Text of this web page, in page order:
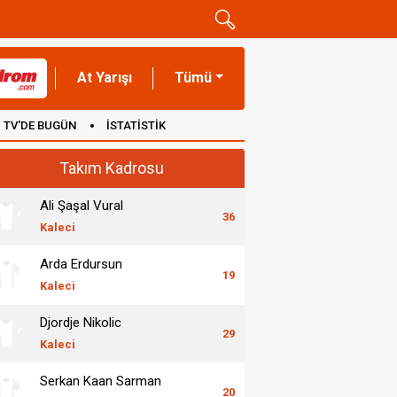
At Yarışı Tümü
TV'DE BUGÜN İSTATİSTİK
Takım Kadrosu
Ali Şaşal Vural
Kaleci
36
Arda Erdursun
Kaleci
19
Djordje Nikolic
Kaleci
29
Serkan Kaan Sarman
20